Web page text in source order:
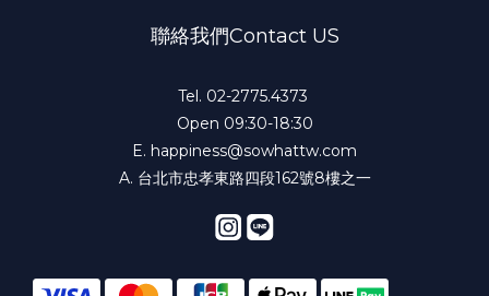
聯絡我們Contact US
Tel. 02-2775.4373
Open 09:30-18:30
E. happiness@sowhattw.com
A. 台北市忠孝東路四段162號8樓之一